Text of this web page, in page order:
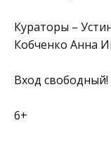
Кураторы –
Кобченко Анна
Вход свободный!
6+